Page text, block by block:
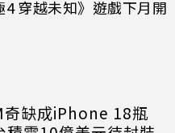
穿越未知》遊戲下月開
奇缺成iPhone 18瓶